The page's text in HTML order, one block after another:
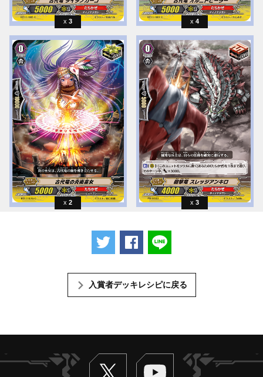
3 4
2 3
ツイートするFacebookでシェアする
入賞者デッキレシピに戻る
Twitter ヴァンガードch